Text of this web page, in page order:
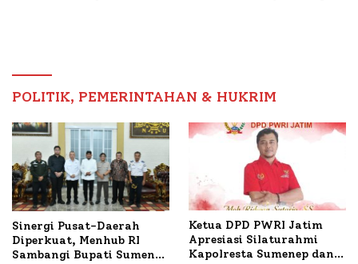
POLITIK, PEMERINTAHAN & HUKRIM
Sinergi Pusat-Daerah
Diperkuat, Menhub RI
Sambangi Bupati Sumenep
Ketua DPD PWRI Jatim
Apresiasi Silaturahmi
Kapolresta Sumenep dan